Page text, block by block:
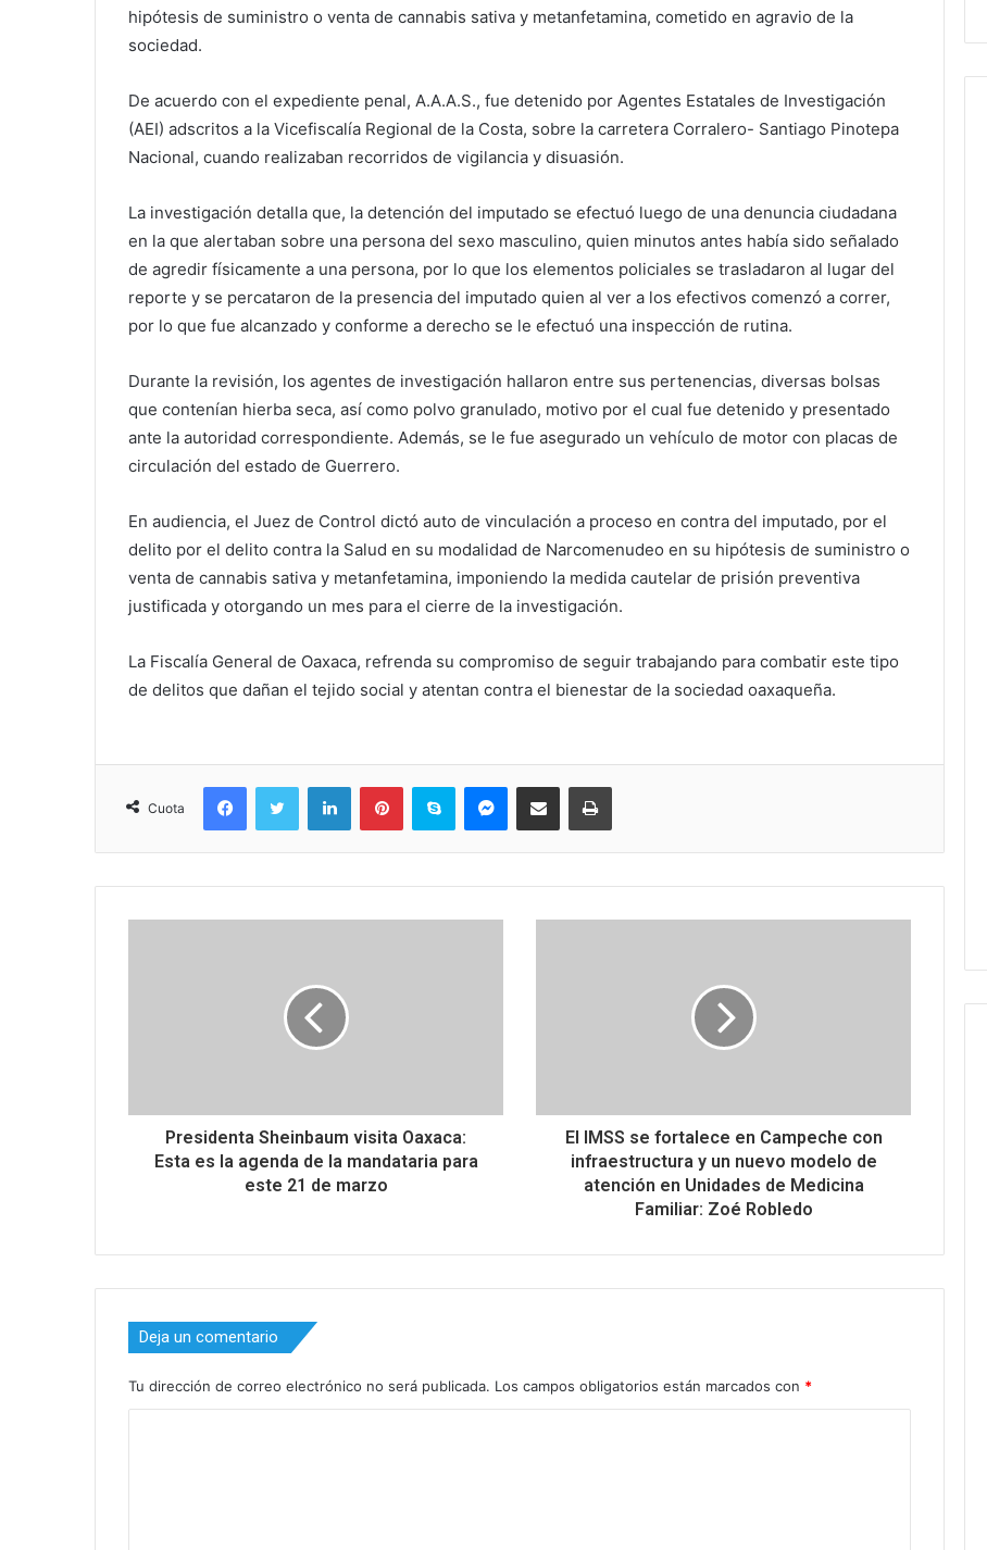
hipótesis de suministro o venta de cannabis sativa y metanfetamina, cometido en agravio de la
sociedad.
De acuerdo con el expediente penal, A.A.A.S., fue detenido por Agentes Estatales de Investigación
(AEI) adscritos a la Vicefiscalía Regional de la Costa, sobre la carretera Corralero- Santiago Pinotepa
Nacional, cuando realizaban recorridos de vigilancia y disuasión.
La investigación detalla que, la detención del imputado se efectuó luego de una denuncia ciudadana
en la que alertaban sobre una persona del sexo masculino, quien minutos antes había sido señalado
de agredir físicamente a una persona, por lo que los elementos policiales se trasladaron al lugar del
reporte y se percataron de la presencia del imputado quien al ver a los efectivos comenzó a correr,
por lo que fue alcanzado y conforme a derecho se le efectuó una inspección de rutina.
Durante la revisión, los agentes de investigación hallaron entre sus pertenencias, diversas bolsas
que contenían hierba seca, así como polvo granulado, motivo por el cual fue detenido y presentado
ante la autoridad correspondiente. Además, se le fue asegurado un vehículo de motor con placas de
circulación del estado de Guerrero.
En audiencia, el Juez de Control dictó auto de vinculación a proceso en contra del imputado, por el
delito por el delito contra la Salud en su modalidad de Narcomenudeo en su hipótesis de suministro o
venta de cannabis sativa y metanfetamina, imponiendo la medida cautelar de prisión preventiva
justificada y otorgando un mes para el cierre de la investigación.
La Fiscalía General de Oaxaca, refrenda su compromiso de seguir trabajando para combatir este tipo
de delitos que dañan el tejido social y atentan contra el bienestar de la sociedad oaxaqueña.
Cuota
FacebookTwitter LinkedInPinterestSkype MessengerCompartir via correo electrónicoImpresión
Presidenta Sheinbaum visita Oaxaca:
Esta es la agenda de la mandataria para
este 21 de marzo
El IMSS se fortalece en Campeche con
infraestructura y un nuevo modelo de
atención en Unidades de Medicina
Familiar: Zoé Robledo
Deja un comentario
Tu dirección de correo electrónico no será publicada. Los campos obligatorios están marcados con *